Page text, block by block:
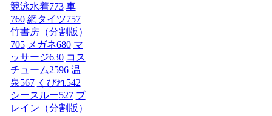
競泳水着773 車
760 網タイツ757
竹書房（分割版）
705 メガネ680 マ
ッサージ630 コス
チューム2596 温
泉567 くびれ542
シースルー527 ブ
レイン（分割版）